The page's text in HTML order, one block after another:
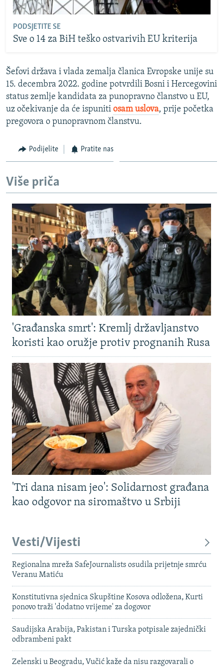
PODSJETITE SE
Sve o 14 za BiH teško ostvarivih EU kriterija
Šefovi država i vlada zemalja članica Evropske unije su
15. decembra 2022. godine potvrdili Bosni i Hercegovini
status zemlje kandidata za punopravno članstvo u EU,
uz očekivanje da će ispuniti osam uslova, prije početka
pregovora o punopravnom članstvu.
Podijelite Pratite nas
Više priča
'Građanska smrt': Kremlj državljanstvo
koristi kao oružje protiv prognanih Rusa
'Tri dana nisam jeo': Solidarnost građana
kao odgovor na siromaštvo u Srbiji
Vesti/Vijesti
Regionalna mreža SafeJournalists osudila prijetnje smrću
Veranu Matiću
Konstitutivna sjednica Skupštine Kosova odložena, Kurti
ponovo traži 'dodatno vrijeme' za dogovor
Saudijska Arabija, Pakistan i Turska potpisale zajednički
odbrambeni pakt
Zelenski u Beogradu, Vučić kaže da nisu razgovarali o